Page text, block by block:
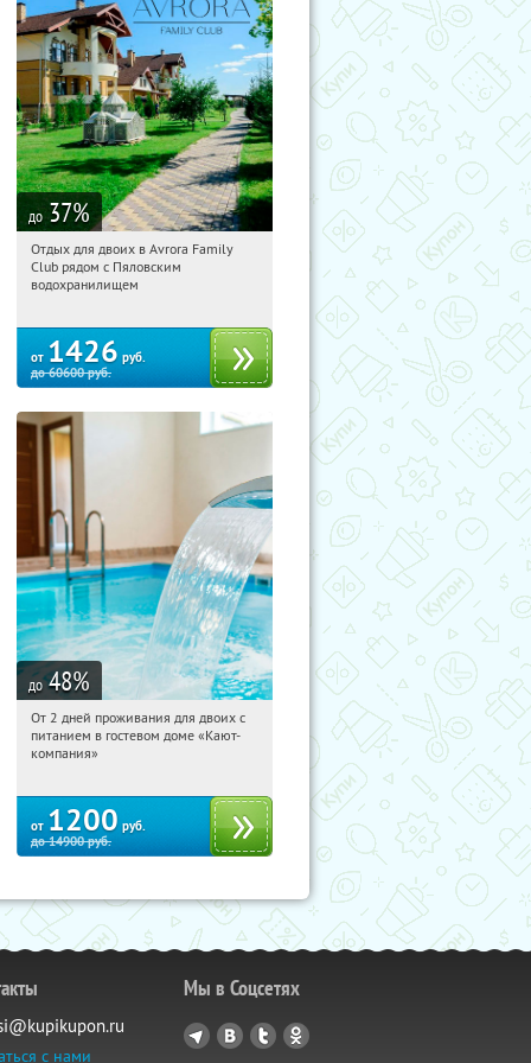
до 37%
04:55:02 Купили:
Московская обл., Мытищинский р-н,
Отдых для двоих в Avrora Family
Club рядом с Пяловским
водохранилищем
от 1426 руб.
до60600руб.
до 48%
04:55:02 Купили:34
Ленинградская обл., г. Ломоносов,
От 2 дней проживания для двоих с
питанием в гостевом доме «Кают-
компания»
от 1200 руб.
до14900руб.
с нами
Мы в Соцсетях